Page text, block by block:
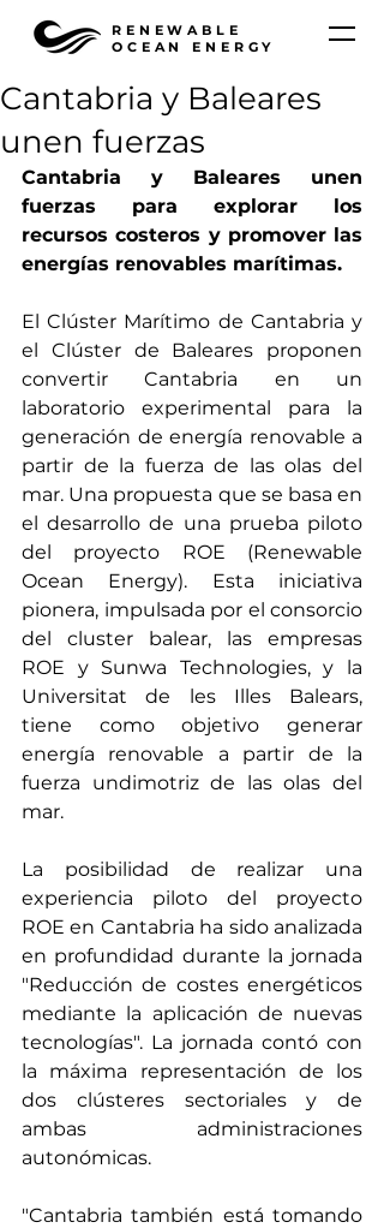
RENEWABLE
OCEAN ENERGY
Cantabria y Baleares
unen fuerzas
Cantabria y Baleares unen
fuerzas para explorar los
recursos costeros y promover las
energías renovables marítimas.
El Clúster Marítimo de Cantabria y
el Clúster de Baleares proponen
convertir Cantabria en un
laboratorio experimental para la
generación de energía renovable a
partir de la fuerza de las olas del
mar. Una propuesta que se basa en
el desarrollo de una prueba piloto
del proyecto ROE (Renewable
Ocean Energy). Esta iniciativa
pionera, impulsada por el consorcio
del cluster balear, las empresas
ROE y Sunwa Technologies, y la
Universitat de les Illes Balears,
tiene como objetivo generar
energía renovable a partir de la
fuerza undimotriz de las olas del
mar.
La posibilidad de realizar una
experiencia piloto del proyecto
ROE en Cantabria ha sido analizada
en profundidad durante la jornada
"Reducción de costes energéticos
mediante la aplicación de nuevas
tecnologías". La jornada contó con
la máxima representación de los
dos clústeres sectoriales y de
ambas administraciones
autonómicas.
"Cantabria también está tomando